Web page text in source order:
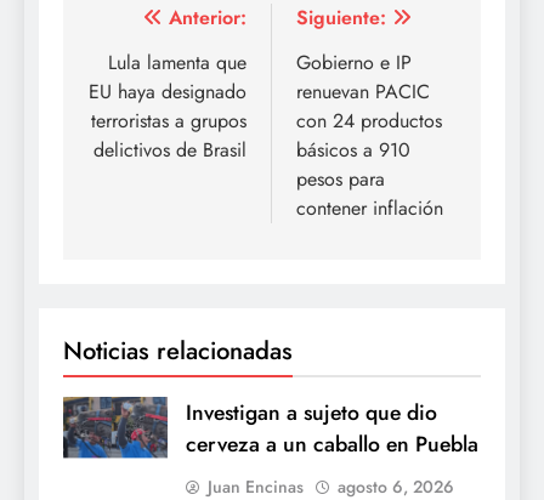
Navegación
de
entradas
Anterior:
Lula lamenta que
EU haya designado
terroristas a grupos
delictivos de Brasil
Siguiente:
Gobierno e IP
renuevan PACIC
con 24 productos
básicos a 910
pesos para
contener inflación
Noticias relacionadas
Investigan a sujeto que dio
cerveza a un caballo en Puebla
Juan Encinas agosto 6, 2026